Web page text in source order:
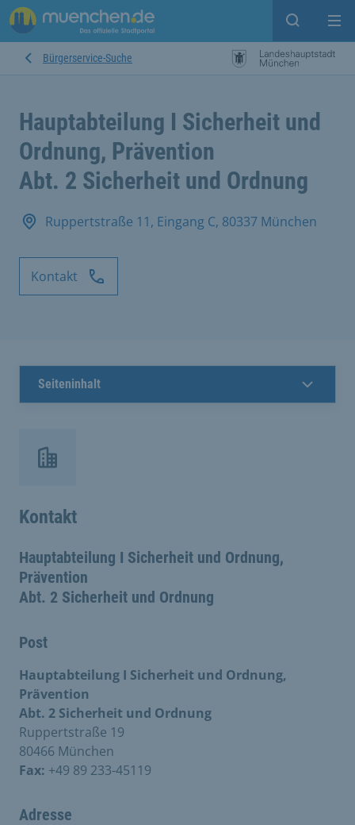
Suche
Bürgerservice-Suche
Hauptabteilung I Sicherheit und
Ordnung, Prävention
Abt. 2 Sicherheit und Ordnung
Ruppertstraße 11, Eingang C, 80337 München
Kontakt
Seiteninhalt
Kontakt
Hauptabteilung I Sicherheit und Ordnung,
Prävention
Abt. 2 Sicherheit und Ordnung
Post
Hauptabteilung I Sicherheit und Ordnung,
Prävention
Abt. 2 Sicherheit und Ordnung
Ruppertstraße 19
80466 München
Fax: +49 89 233-45119
Adresse